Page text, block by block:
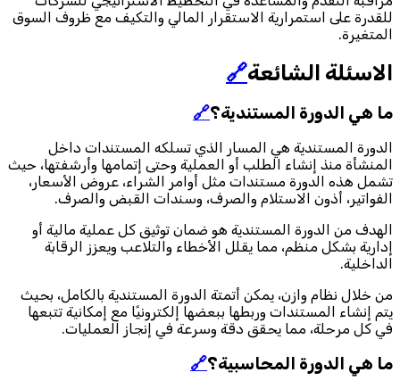
للقدرة على استمرارية الاستقرار المالي والتكيف مع ظروف السوق
المتغيرة.
الاسئلة الشائعة🔗
ما هي الدورة المستندية؟🔗
الدورة المستندية هي المسار الذي تسلكه المستندات داخل
المنشأة منذ إنشاء الطلب أو العملية وحتى إتمامها وأرشفتها، حيث
تشمل هذه الدورة مستندات مثل أوامر الشراء، عروض الأسعار،
الفواتير، أذون الاستلام والصرف، وسندات القبض والصرف.
الهدف من الدورة المستندية هو ضمان توثيق كل عملية مالية أو
إدارية بشكل منظم، مما يقلل الأخطاء والتلاعب ويعزز الرقابة
الداخلية.
من خلال نظام وازن، يمكن أتمتة الدورة المستندية بالكامل، بحيث
يتم إنشاء المستندات وربطها ببعضها إلكترونيًا مع إمكانية تتبعها
في كل مرحلة، مما يحقق دقة وسرعة في إنجاز العمليات.
ما هي الدورة المحاسبية؟🔗